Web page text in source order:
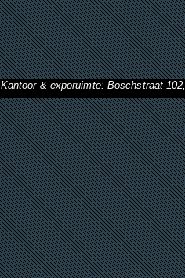
Kantoor & exporuimte: Boschstraat